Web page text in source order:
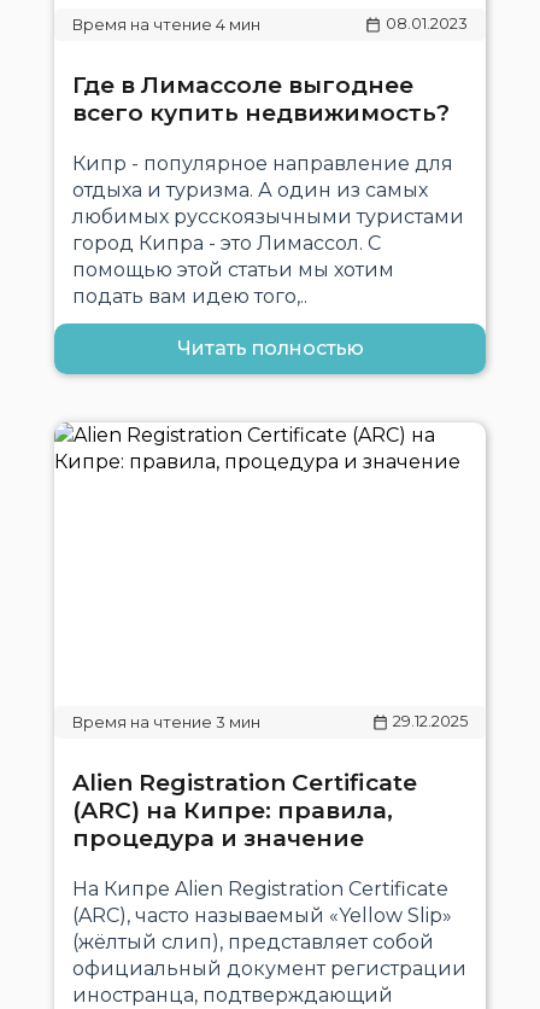
08.01.2023
Где в Лимассоле выгоднее
всего купить недвижимость?
Кипр - популярное направление для
отдыха и туризма. А один из самых
любимых русскоязычными туристами
город Кипра - это Лимассол. С
помощью этой статьи мы хотим
подать вам идею того,..
Читать полностью
29.12.2025
Alien Registration Certificate
(ARC) на Кипре: правила,
процедура и значение
На Кипре Alien Registration Certificate
(ARC), часто называемый «Yellow Slip»
(жёлтый слип), представляет собой
официальный документ регистрации
иностранца, подтверждающий